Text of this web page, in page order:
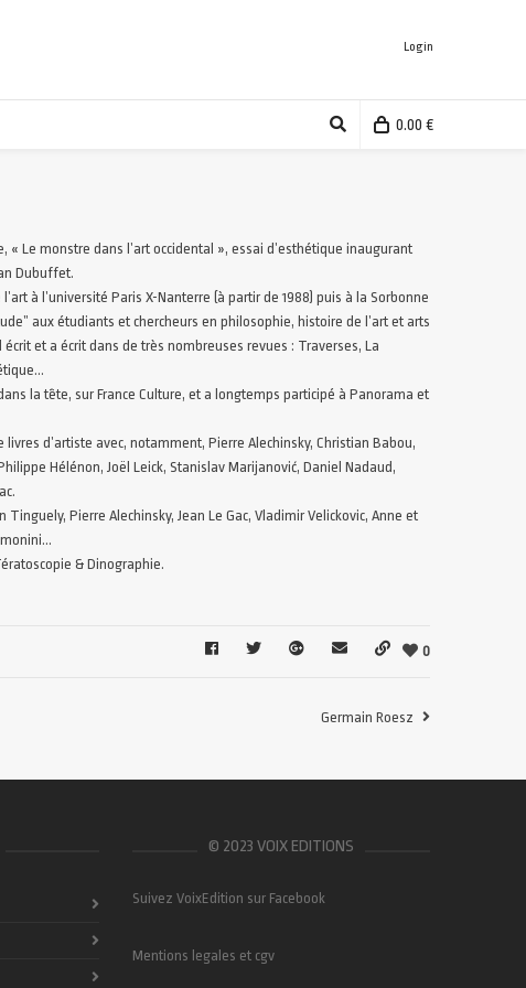
Login
0.00 €
Le monstre dans l’art occidental », essai d’esthétique inaugurant
Dubuffet.
à l’université Paris X-Nanterre (à partir de 1988) puis à la Sorbonne
aux étudiants et chercheurs en philosophie, histoire de l’art et arts
et a écrit dans de très nombreuses revues : Traverses, La
la tête, sur France Culture, et a longtemps participé à Panorama et
d’artiste avec, notamment, Pierre Alechinsky, Christian Babou,
Hélénon, Joël Leick, Stanislav Marijanović, Daniel Nadaud,
Pierre Alechinsky, Jean Le Gac, Vladimir Velickovic, Anne et
& Dinographie.
0
Germain Roesz
© 2023 VOIX EDITIONS
Suivez VoixEdition sur Facebook
Mentions legales et cgv